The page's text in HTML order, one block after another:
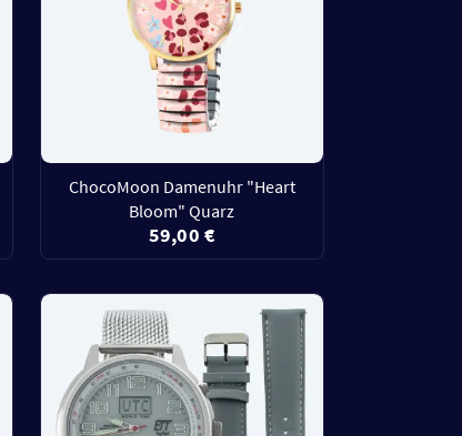
ChocoMoon Damenuhr "Heart
Bloom" Quarz
59,00 €